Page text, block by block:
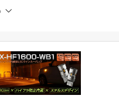
無極
11-I-2